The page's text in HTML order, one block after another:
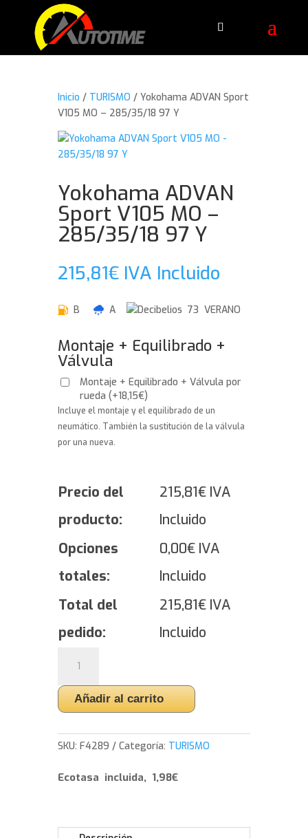
Inicio / TURISMO / Yokohama ADVAN Sport
V105 MO – 285/35/18 97 Y
Yokohama ADVAN
Sport V105 MO –
285/35/18 97 Y
215,81€ IVA Incluido
B A 73 VERANO
Montaje + Equilibrado +
Válvula
Montaje + Equilibrado + Válvula por
rueda(+18,15€)
Incluye el montaje y el equilibrado de un
neumático. También la sustitución de la válvula
por una nueva.
Precio del
producto:
215,81€ IVA
Incluido
Opciones
totales:
0,00€ IVA
Incluido
Total del
pedido:
215,81€ IVA
Incluido
ADVAN
Sport
V105
-
285/35/18
Y
Añadir al carrito
SKU:F4289 Categoría: TURISMO
Ecotasa incluida, 1,98€